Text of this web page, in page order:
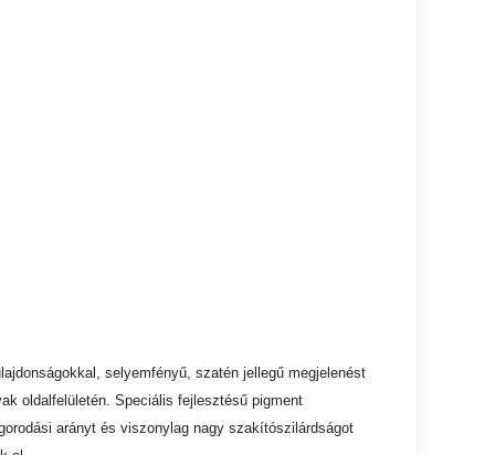
selyemfényű, szatén jellegű megjelenést
oldalfelületén. Speciális fejlesztésű pigment
arányt és viszonylag nagy szakítószilárdságot